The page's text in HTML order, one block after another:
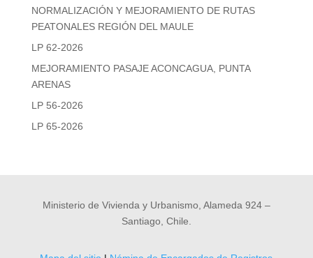
NORMALIZACIÓN Y MEJORAMIENTO DE RUTAS
PEATONALES REGIÓN DEL MAULE
LP 62-2026
MEJORAMIENTO PASAJE ACONCAGUA, PUNTA
ARENAS
LP 56-2026
LP 65-2026
Ministerio de Vivienda y Urbanismo, Alameda 924 –
Santiago, Chile.